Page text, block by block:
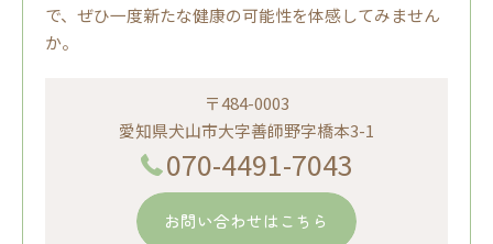
で、ぜひ一度新たな健康の可能性を体感してみません
か。
〒484-0003
愛知県犬山市大字善師野字橋本3-1
070-4491-7043
お問い合わせはこちら